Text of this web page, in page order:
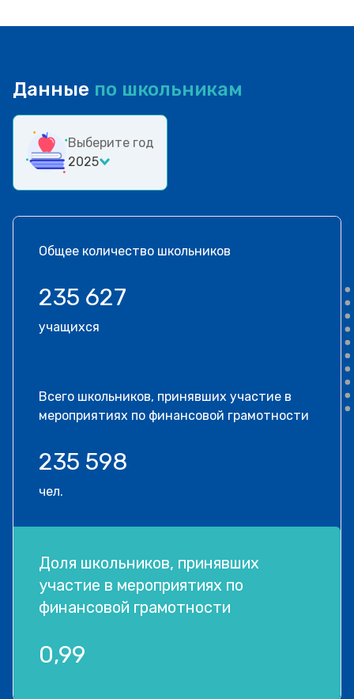
Данные по школьникам
Выберите год
2025
Общее количество школьников
235 627
учащихся
Всего школьников, принявших участие в
мероприятиях по финансовой грамотности
235 598
чел.
Доля школьников, принявших
участие в мероприятиях по
финансовой грамотности
0,99